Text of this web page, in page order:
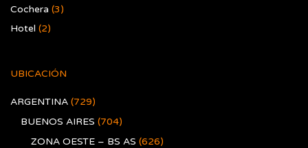
Cochera (3)
Hotel (2)
UBICACIÓN
ARGENTINA (729)
BUENOS AIRES (704)
ZONA OESTE – BS AS (626)